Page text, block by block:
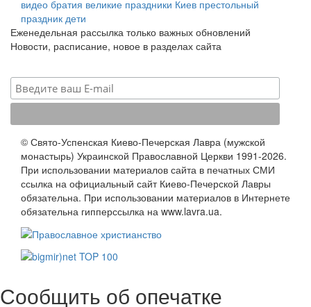
видео братия великие праздники Киев престольный
праздник дети
Еженедельная рассылка только важных обновлений
Новости, расписание, новое в разделах сайта
© Свято-Успенская Киево-Печерская Лавра (мужской
монастырь) Украинской Православной Церкви 1991-2026.
При использовании материалов сайта в печатных СМИ
ссылка на официальный сайт Киево-Печерской Лавры
обязательна. При использовании материалов в Интернете
обязательна гипперссылка на www.lavra.ua.
Сообщить об опечатке